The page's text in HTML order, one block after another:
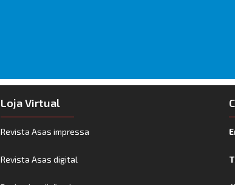
Loja Virtual
Revista Asas impressa
Revista Asas digital